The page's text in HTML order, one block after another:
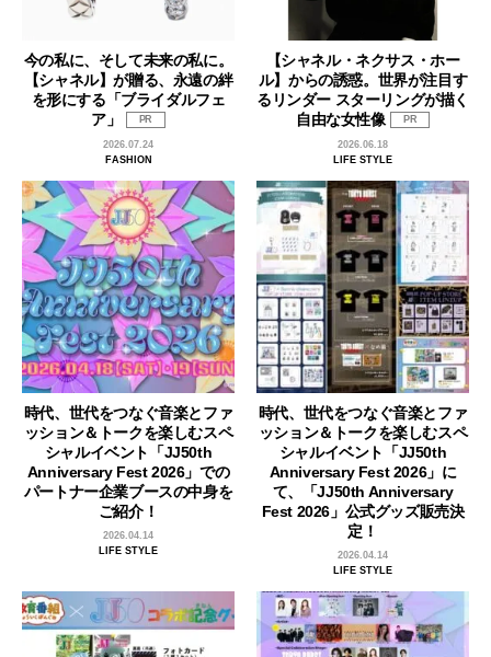
今の私に、そして未来の私に。
【シャネル】が贈る、永遠の絆
を形にする「ブライダルフェ
ア」
PR
2026.07.24
FASHION
【シャネル・ネクサス・ホー
ル】からの誘惑。世界が注目す
るリンダー スターリングが描く
自由な女性像
PR
2026.06.18
LIFE STYLE
時代、世代をつなぐ音楽とファ
ッション＆トークを楽しむスペ
シャルイベント「JJ50th
Anniversary Fest 2026」での
パートナー企業ブースの中身を
ご紹介！
2026.04.14
LIFE STYLE
時代、世代をつなぐ音楽とファ
ッション＆トークを楽しむスペ
シャルイベント「JJ50th
Anniversary Fest 2026」に
て、「JJ50th Anniversary
Fest 2026」公式グッズ販売決
定！
2026.04.14
LIFE STYLE